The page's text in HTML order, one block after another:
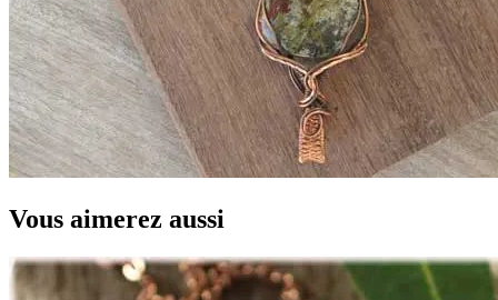
Vous aimerez aussi